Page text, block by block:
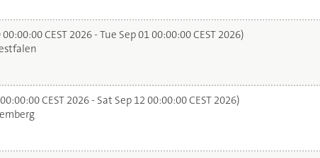
CEST 2026 - Tue Sep 01 00:00:00 CEST 2026)
CEST 2026 - Sat Sep 12 00:00:00 CEST 2026)